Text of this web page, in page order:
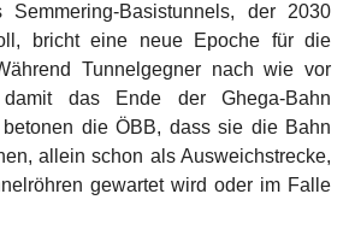
Basistunnels, der 2030
bricht eine neue Epoche für die
Tunnelgegner nach wie vor
das Ende der Ghega-Bahn
die ÖBB, dass sie die Bahn
allein schon als Ausweichstrecke,
gewartet wird oder im Falle